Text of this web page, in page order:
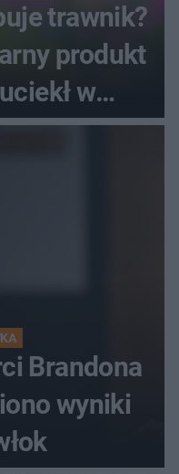
trawnik?
produkt
w
Brandona
wyniki